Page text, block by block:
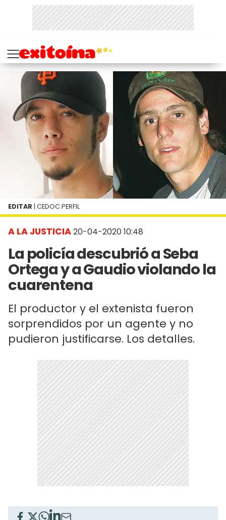
A LA JUSTICIA20-04-2020 10:48
La policía descubrió a Seba
Ortega y a Gaudio violando la
cuarentena
El productor y el extenista fueron
sorprendidos por un agente y no
pudieron justificarse. Los detalles.
EDITAR | CEDOC PERFIL